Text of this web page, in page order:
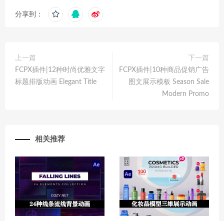
分享到：
上一篇
FCPX插件|12种时尚优雅文字
标题排版动画 Elegant Title
下一篇
FCPX插件|10种商品促销广告
图文展示模板 Season Sale
Modern Promo
相关推荐